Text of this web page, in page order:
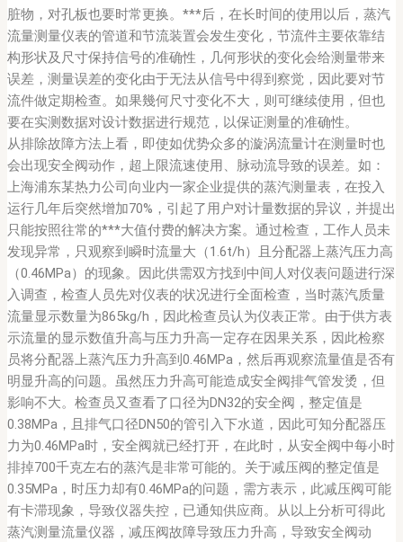
脏物，对孔板也要时常更换。***后，在长时间的使用以后，蒸汽
流量测量仪表的管道和节流装置会发生变化，节流件主要依靠结
构形状及尺寸保持信号的准确性，几何形状的变化会给测量带来
误差，测量误差的变化由于无法从信号中得到察觉，因此要对节
流件做定期检查。如果幾何尺寸变化不大，则可继续使用，但也
要在实测数据对设计数据进行规范，以保证测量的准确性。
从排除故障方法上看，即使如优势众多的漩涡流量计在测量时也
会出现安全阀动作，超上限流速使用、脉动流导致的误差。如：
上海浦东某热力公司向业内一家企业提供的蒸汽测量表，在投入
运行几年后突然增加70%，引起了用户对计量数据的异议，并提出
只能按照往常的***大值付费的解决方案。通过检查，工作人员未
发现异常，只观察到瞬时流量大（1.6t/h）且分配器上蒸汽压力高
（0.46MPa）的现象。因此供需双方找到中间人对仪表问题进行深
入调查，检查人员先对仪表的状况进行全面检查，当时蒸汽质量
流量显示数量为865kg/h，因此检查员认为仪表正常。由于供方表
示流量的显示数值升高与压力升高一定存在因果关系，因此检察
员将分配器上蒸汽压力升高到0.46MPa，然后再观察流量值是否有
明显升高的问题。虽然压力升高可能造成安全阀排气管发烫，但
影响不大。检查员又查看了口径为DN32的安全阀，整定值是
0.38MPa，且排气口径DN50的管引入下水道，因此可知分配器压
力为0.46MPa时，安全阀就已经打开，在此时，从安全阀中每小时
排掉700千克左右的蒸汽是非常可能的。关于减压阀的整定值是
0.35MPa，时压力却有0.46MPa的问题，需方表示，此减压阀可能
有卡滞现象，导致仪器失控，已通知供应商。从以上分析可得此
蒸汽测量流量仪器，减压阀故障导致压力升高，导致安全阀动